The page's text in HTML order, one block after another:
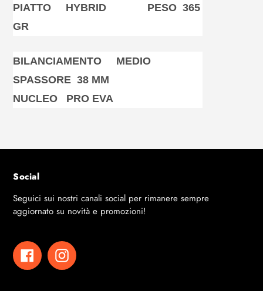
PIATTO HYBRID PESO 365
GR
BILANCIAMENTO MEDIO
SPASSORE 38 MM
NUCLEO PRO EVA
Social
Seguici sui nostri canali social per rimanere sempre
aggiornato su novità e promozioni!
FacebookInstagram